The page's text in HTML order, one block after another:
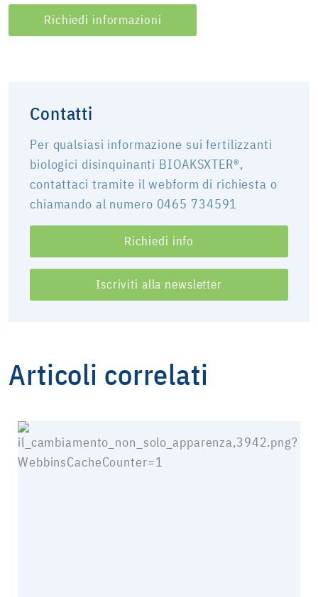
Richiedi informazioni
Contatti
Per qualsiasi informazione sui fertilizzanti
biologici disinquinanti BIOAKSXTER®,
contattaci tramite il webform di richiesta o
chiamando al numero 0465 734591
Richiedi info
Iscriviti alla newsletter
Articoli correlati